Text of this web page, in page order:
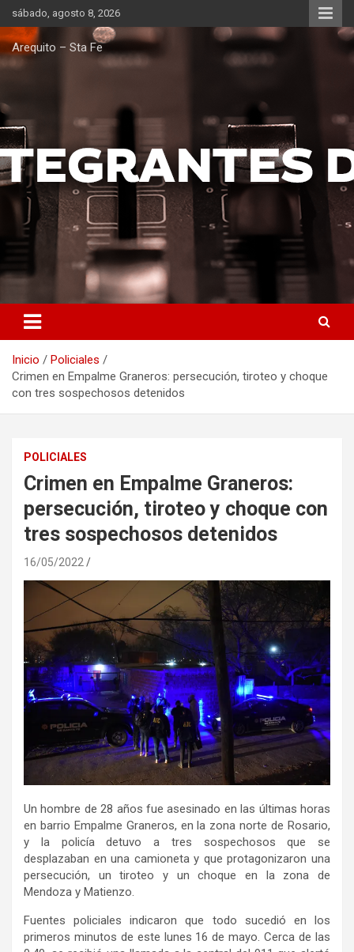
Saltar
al
contenido
sábado, agosto 8, 2026
Arequito – Sta Fe
Inicio
Policiales
Crimen en Empalme Graneros: persecución, tiroteo y choque
con tres sospechosos detenidos
POLICIALES
Crimen en Empalme Graneros:
persecución, tiroteo y choque con
tres sospechosos detenidos
16/05/2022
Un hombre de 28 años fue asesinado en las últimas horas
en barrio Empalme Graneros, en la zona norte de Rosario,
y la policía detuvo a tres sospechosos que se
desplazaban en una camioneta y que protagonizaron una
persecución, un tiroteo y un choque en la zona de
Mendoza y Matienzo.
Fuentes policiales indicaron que todo sucedió en los
primeros minutos de este lunes 16 de mayo. Cerca de las